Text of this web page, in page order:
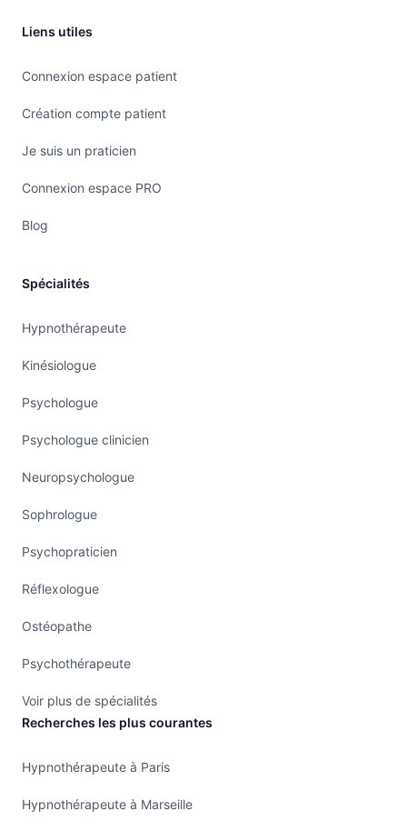
Liens utiles
Connexion espace patient
Création compte patient
Je suis un praticien
Connexion espace PRO
Blog
Spécialités
Hypnothérapeute
Kinésiologue
Psychologue
Psychologue clinicien
Neuropsychologue
Sophrologue
Psychopraticien
Réflexologue
Ostéopathe
Psychothérapeute
Voir plus de spécialités
Recherches les plus courantes
Hypnothérapeute à Paris
Hypnothérapeute à Marseille